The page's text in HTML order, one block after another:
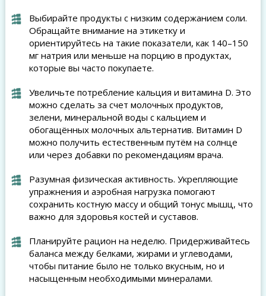
Выбирайте продукты с низким содержанием соли.
Обращайте внимание на этикетку и
ориентируйтесь на такие показатели, как 140–150
мг натрия или меньше на порцию в продуктах,
которые вы часто покупаете.
Увеличьте потребление кальция и витамина D. Это
можно сделать за счет молочных продуктов,
зелени, минеральной воды с кальцием и
обогащённых молочных альтернатив. Витамин D
можно получить естественным путём на солнце
или через добавки по рекомендациям врача.
Разумная физическая активность. Укрепляющие
упражнения и аэробная нагрузка помогают
сохранить костную массу и общий тонус мышц, что
важно для здоровья костей и суставов.
Планируйте рацион на неделю. Придерживайтесь
баланса между белками, жирами и углеводами,
чтобы питание было не только вкусным, но и
насыщенным необходимыми минералами.